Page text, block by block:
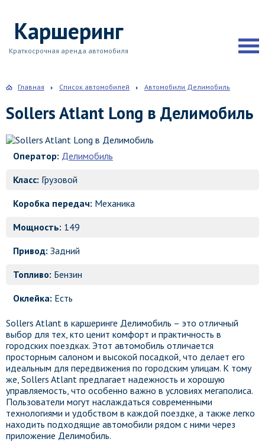
Каршеринг
Краткосрочная аренда автомобиля
Главная Список автомобилей Автомобили Делимобиль
Sollers Atlant Long в Делимобиль
Оператор: Делимобиль
Класс: Грузовой
Коробка передач: Механика
Мощность: 149
Привод: Задний
Топливо: Бензин
Оклейка: Есть
Sollers Atlant в каршеринге Делимобиль – это отличный
выбор для тех, кто ценит комфорт и практичность в
городских поездках. Этот автомобиль отличается
просторным салоном и высокой посадкой, что делает его
идеальным для передвижения по городским улицам. К тому
же, Sollers Atlant предлагает надежность и хорошую
управляемость, что особенно важно в условиях мегаполиса.
Пользователи могут наслаждаться современными
технологиями и удобством в каждой поездке, а также легко
находить подходящие автомобили рядом с ними через
приложение Делимобиль.